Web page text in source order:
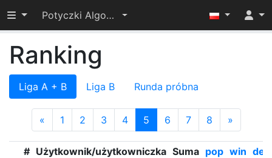
Przełącz widoczność menu
Potyczki Algorytmiczne 2019
Ranking
Liga A + B Liga B Runda próbna
« 1 2 3 4 5 6 7 8 »
# Użytkownik/użytkowniczka Suma pop win des